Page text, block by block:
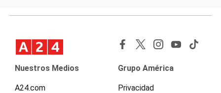
Nuestros Medios
A24.com
Grupo América
Privacidad